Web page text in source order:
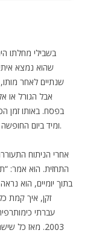
בשבילי מחלתו
שהוא נמצא
שנתיים לאחר
אבל הגורל או
בפסח. באותו זמן
ומיד ביום החופשה הראשון עשו לי ניתוח – ארוך, שבע עד שמונה שעות.
אחרי הניתוח
בתוך יומיים, הוא
זקן, איך קמת
עברתי
2003. מאז כל